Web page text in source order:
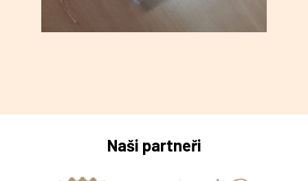
Naši partneři